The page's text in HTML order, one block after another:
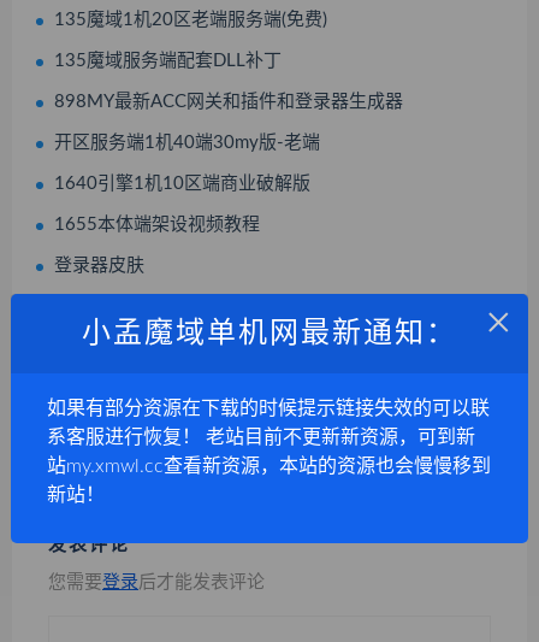
135魔域1机20区老端服务端(免费)
135魔域服务端配套DLL补丁
898MY最新ACC网关和插件和登录器生成器
开区服务端1机40端30my版-老端
1640引擎1机10区端商业破解版
1655本体端架设视频教程
登录器皮肤
数据库管理工具免注册免费版
发表评论
您需要登录后才能发表评论
×
小孟魔域单机网最新通知：
如果有部分资源在下载的时候提示链接失效的可以联
系客服进行恢复！ 老站目前不更新新资源，可到新
站my.xmwl.cc查看新资源，本站的资源也会慢慢移到
新站！